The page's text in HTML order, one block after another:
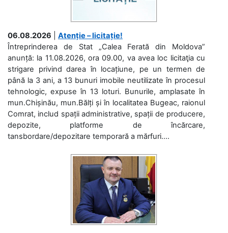
06.08.2026
Atenție – licitație!
Întreprinderea de Stat „Calea Ferată din Moldova”
anunță: la 11.08.2026, ora 09.00, va avea loc licitaţia cu
strigare privind darea în locațiune, pe un termen de
până la 3 ani, a 13 bunuri imobile neutilizate în procesul
tehnologic, expuse în 13 loturi. Bunurile, amplasate în
mun.Chișinău, mun.Bălți și în localitatea Bugeac, raionul
Comrat, includ spații administrative, spații de producere,
depozite, platforme de încărcare,
tansbordare/depozitare temporară a mărfuri....